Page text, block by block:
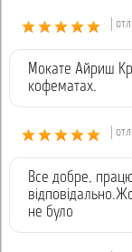
|
Мокате Айриш
кофематах.
|
Все добре,
не було